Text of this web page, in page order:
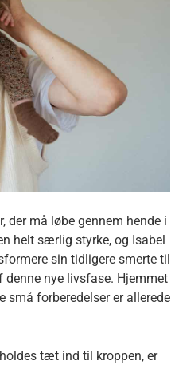
må løbe gennem hende i
helt særlig styrke, og Isabel
sin tidligere smerte til
denne nye livsfase. Hjemmet
små forberedelser er allerede
tæt ind til kroppen, er